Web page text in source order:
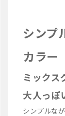
シンプ
カラー
ミックス
大人っぽ
シンプルな